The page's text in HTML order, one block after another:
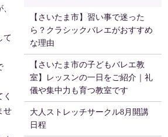
て
せ
【さいたま市】習い事で迷った
ら？クラシックバレエがおすすめ
な理由
【さいたま市の子どもバレエ教
室】レッスンの一日をご紹介｜礼
儀や集中力も育つ教室です
大人ストレッチサークル8月開講
日程